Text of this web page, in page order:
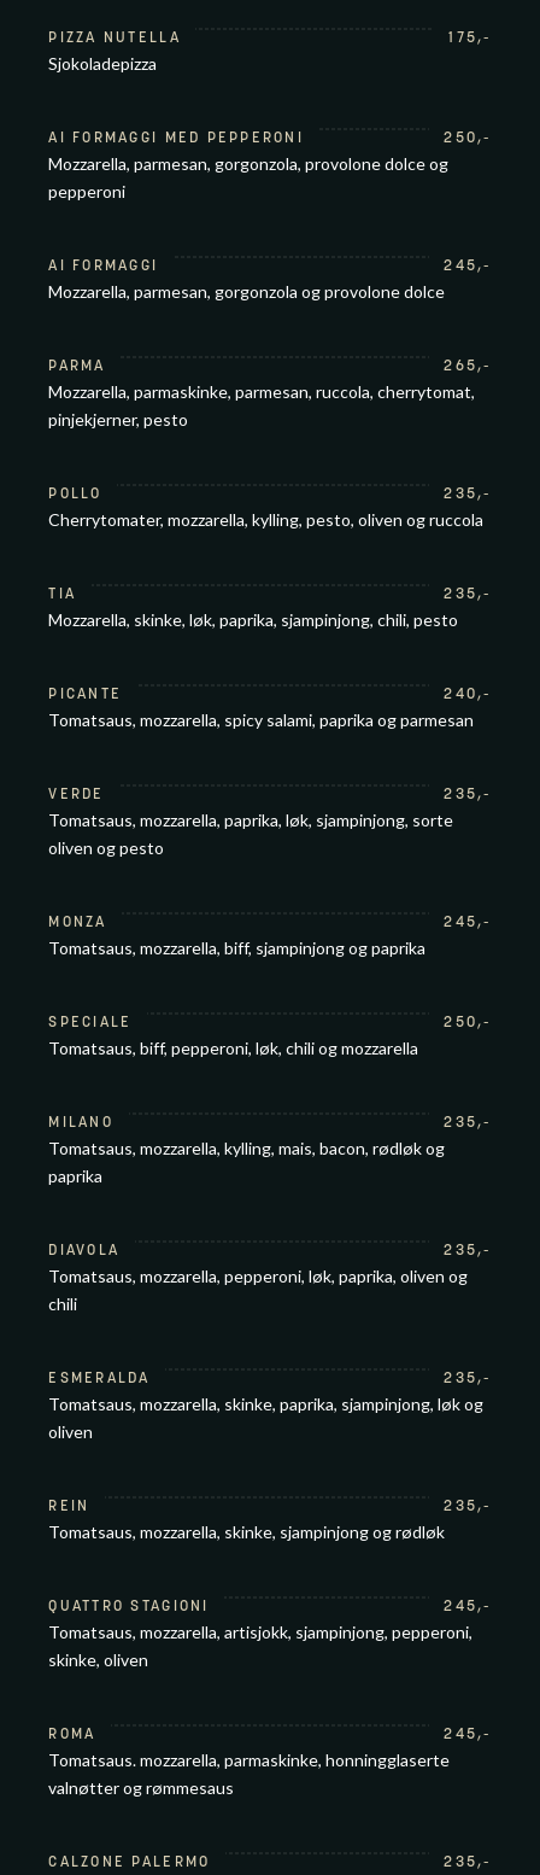
PIZZA NUTELLA 175,-
Sjokoladepizza
AI FORMAGGI MED PEPPERONI 250,-
Mozzarella, parmesan, gorgonzola, provolone dolce og
pepperoni
AI FORMAGGI 245,-
Mozzarella, parmesan, gorgonzola og provolone dolce
PARMA 265,-
Mozzarella, parmaskinke, parmesan, ruccola, cherrytomat,
pinjekjerner, pesto
POLLO 235,-
Cherrytomater, mozzarella, kylling, pesto, oliven og ruccola
TIA 235,-
Mozzarella, skinke, løk, paprika, sjampinjong, chili, pesto
PICANTE 240,-
Tomatsaus, mozzarella, spicy salami, paprika og parmesan
VERDE 235,-
Tomatsaus, mozzarella, paprika, løk, sjampinjong, sorte
oliven og pesto
MONZA 245,-
Tomatsaus, mozzarella, biff, sjampinjong og paprika
SPECIALE 250,-
Tomatsaus, biff, pepperoni, løk, chili og mozzarella
MILANO 235,-
Tomatsaus, mozzarella, kylling, mais, bacon, rødløk og
paprika
DIAVOLA 235,-
Tomatsaus, mozzarella, pepperoni, løk, paprika, oliven og
chili
ESMERALDA 235,-
Tomatsaus, mozzarella, skinke, paprika, sjampinjong, løk og
oliven
REIN 235,-
Tomatsaus, mozzarella, skinke, sjampinjong og rødløk
QUATTRO STAGIONI 245,-
Tomatsaus, mozzarella, artisjokk, sjampinjong, pepperoni,
skinke, oliven
ROMA 245,-
Tomatsaus. mozzarella, parmaskinke, honningglaserte
valnøtter og rømmesaus
CALZONE PALERMO 235,-